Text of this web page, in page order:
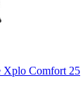
Xplo Comfort 25